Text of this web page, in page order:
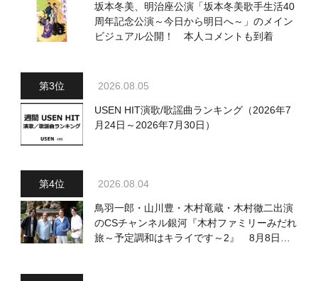
坂本冬美、明治座公演「坂本冬美歌手生活40
周年記念公演～今日から明日へ～」のメイン
ビジュアル公開！ 本人コメントも到着
2026.08.05
USEN HIT演歌/歌謡曲ランキング（2026年7
月24日～2026年7月30日）
2026.08.04
鳥羽一郎・山川豊・木村竜蔵・木村徹二出演
のCSチャンネル銀河『木村ファミリーみだれ
旅～予定調和はキライです～2』 8月8日